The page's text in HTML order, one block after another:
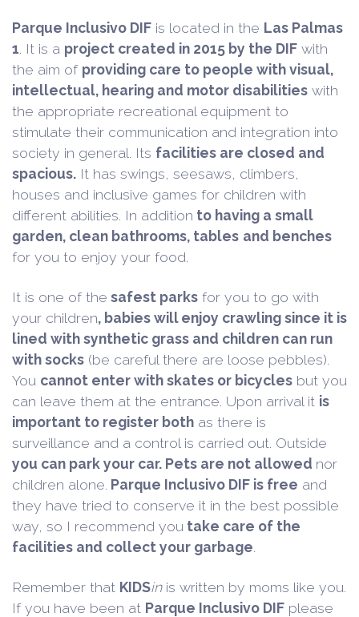
Parque Inclusivo DIF is located in the Las Palmas
1 . It is a project created in 2015 by the DIF with
the aim of providing care to people with visual,
intellectual, hearing and motor disabilities with
the appropriate recreational equipment to
stimulate their communication and integration into
society in general. Its facilities are closed and
spacious. It has swings, seesaws, climbers,
houses and inclusive games for children with
different abilities. In addition to having a small
garden, clean bathrooms, tables and benches
for you to enjoy your food.
It is one of the safest parks for you to go with
your children, babies will enjoy crawling since it is
lined with synthetic grass and children can run
with socks (be careful there are loose pebbles).
You cannot enter with skates or bicycles but you
can leave them at the entrance. Upon arrival it is
important to register both as there is
surveillance and a control is carried out. Outside
you can park your car. Pets are not allowed nor
children alone. Parque Inclusivo DIF is free and
they have tried to conserve it in the best possible
way, so I recommend you take care of the
facilities and collect your garbage
Remember that KIDSinis written by moms like you.
If you have been at Parque Inclusivo DIF please